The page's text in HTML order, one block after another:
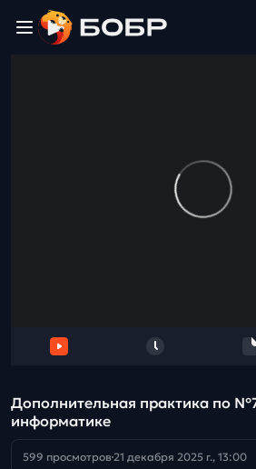
Дополнительная практика по
информатике
599 просмотров 21 декабря 2025 г., 13:00